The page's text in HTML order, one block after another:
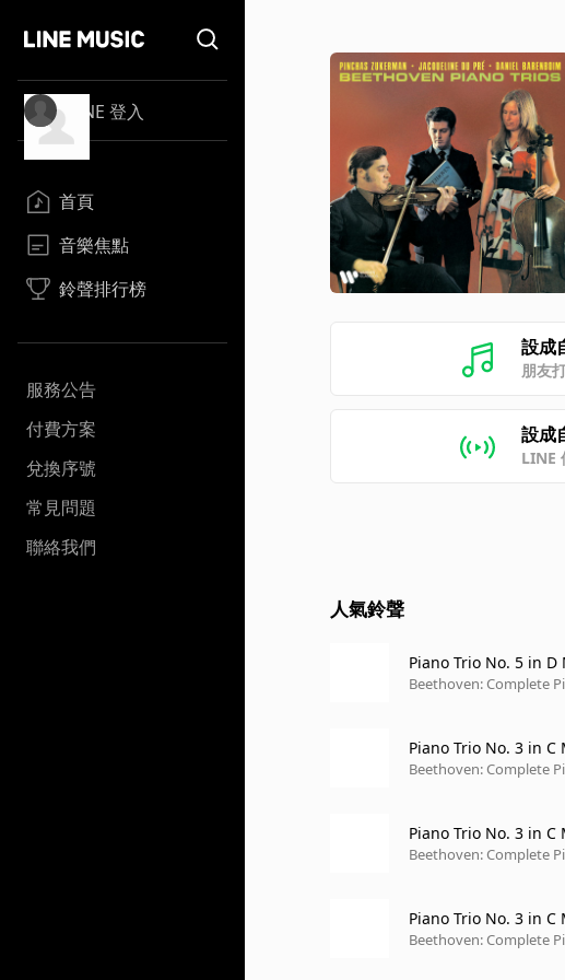
LINE 登入
首頁
音樂焦點
鈴聲排行榜
服務公告
付費方案
兌換序號
常見問題
聯絡我們
設成
朋友
設成
LINE
人氣鈴聲
Piano Trio No. 5 in
Beethoven: Complete
Piano Trio No. 3 in
Beethoven: Complete
Piano Trio No. 3 in
Beethoven: Complete
Piano Trio No. 3 in
Beethoven: Complete